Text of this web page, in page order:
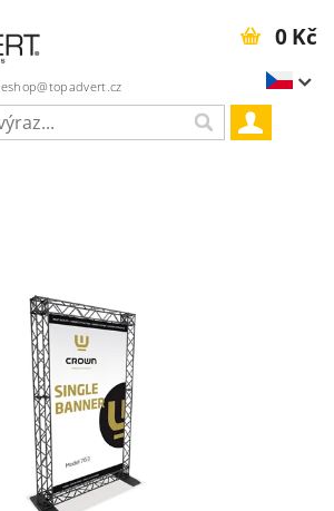
eshop@topadvert.cz
0 Kč